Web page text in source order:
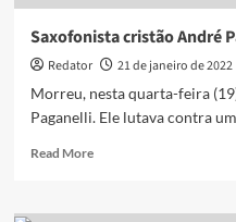
Saxofonista cristão André
Redator 21 de janeiro de 2022
Morreu, nesta quarta-feira
Paganelli. Ele lutava contra
Read MoreRead
Saxofonista